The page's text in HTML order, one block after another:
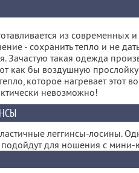
из современных
- сохранить тепло и не
Зачастую такая одежда
как бы воздушную
которое нагревает этот
невозможно!
леггинсы-лосины.
для ношения с